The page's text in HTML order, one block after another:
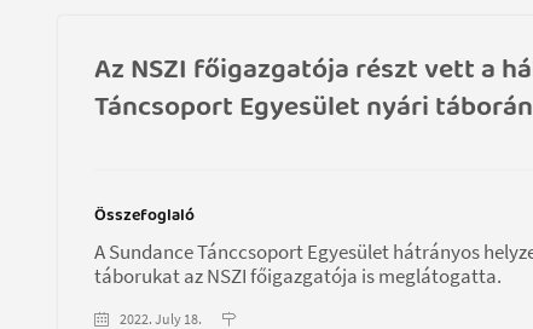
Az NSZI főigazgatója részt vett a
Táncsoport Egyesület nyári táborán
Összefoglaló
A Sundance Tánccsoport Egyesület hátrányos
táborukat az NSZI főigazgatója is meglátogatta.
2022. July 18.